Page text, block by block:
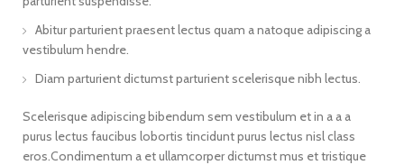
Abitur parturient praesent lectus quam a natoque adipiscing a
vestibulum hendre.
Diam parturient dictumst parturient scelerisque nibh lectus.
Scelerisque adipiscing bibendum sem vestibulum et in a a a
purus lectus faucibus lobortis tincidunt purus lectus nisl class
eros.Condimentum a et ullamcorper dictumst mus et tristique